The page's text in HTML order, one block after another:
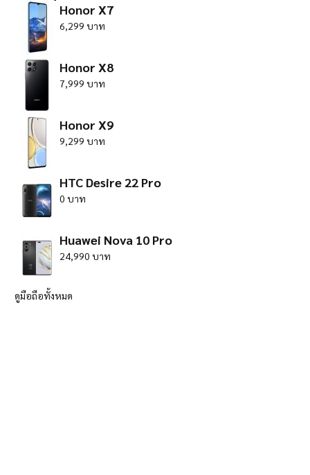
Honor X7
6,299 บาท
Honor X8
7,999 บาท
Honor X9
9,299 บาท
HTC Desire 22 Pro
0 บาท
Huawei Nova 10 Pro
24,990 บาท
ดูมือถือทั้งหมด